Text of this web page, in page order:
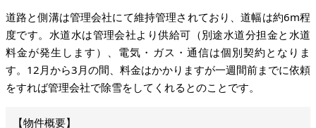
道路と側溝は管理会社にて維持管理されており、道幅は約6m程
度です。水道水は管理会社より供給可（別途水道分担金と水道
料金が発生します）、電気・ガス・通信は個別契約となりま
す。12月から3月の間、料金はかかりますが一週間前までに依頼
をすれば管理会社で除雪をしてくれるとのことです。